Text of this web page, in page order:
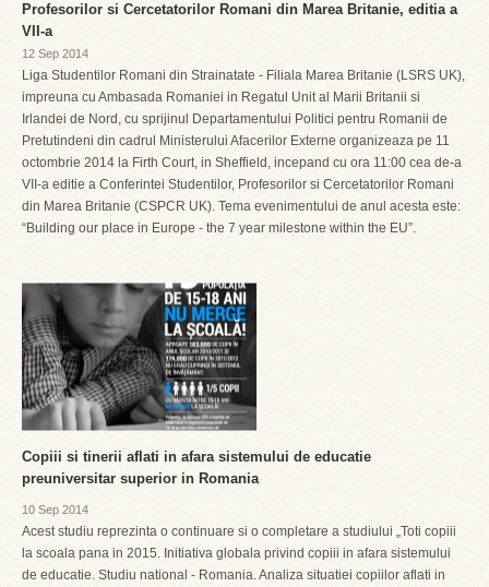
Profesorilor si Cercetatorilor Romani din Marea Britanie, editia a
VII-a
12 Sep 2014
Liga Studentilor Romani din Strainatate - Filiala Marea Britanie (LSRS UK),
impreuna cu Ambasada Romaniei in Regatul Unit al Marii Britanii si
Irlandei de Nord, cu sprijinul Departamentului Politici pentru Romanii de
Pretutindeni din cadrul Ministerului Afacerilor Externe organizeaza pe 11
octombrie 2014 la Firth Court, in Sheffield, incepand cu ora 11:00 cea de-a
VII-a editie a Conferintei Studentilor, Profesorilor si Cercetatorilor Romani
din Marea Britanie (CSPCR UK). Tema evenimentului de anul acesta este:
“Building our place in Europe - the 7 year milestone within the EU”.
Copiii si tinerii aflati in afara sistemului de educatie
preuniversitar superior in Romania
10 Sep 2014
Acest studiu reprezinta o continuare si o completare a studiului „Toti copiii
la scoala pana in 2015. Initiativa globala privind copiii in afara sistemului
de educatie. Studiu national - Romania. Analiza situatiei copiilor aflati in